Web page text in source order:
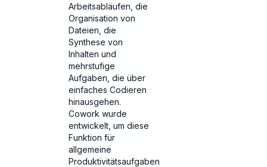
Arbeitsabläufen, die
Organisation von
Dateien, die
Synthese von
Inhalten und
mehrstufige
Aufgaben, die über
einfaches Codieren
hinausgehen.
Cowork wurde
entwickelt, um diese
Funktion für
allgemeine
Produktivitätsaufgaben